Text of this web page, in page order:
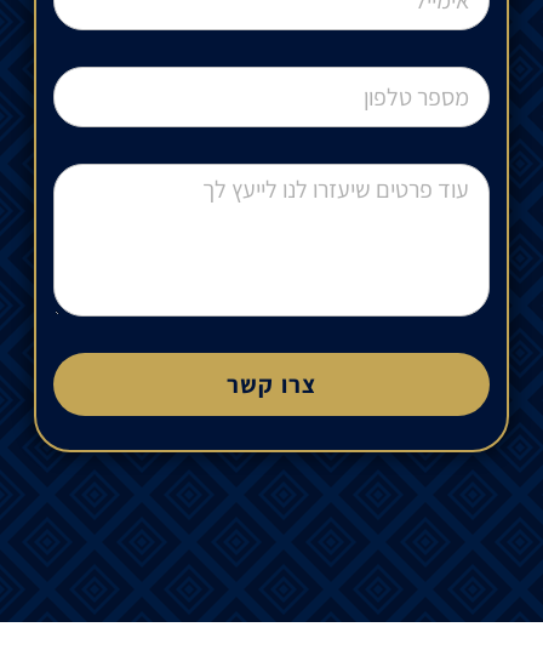
צרו קשר